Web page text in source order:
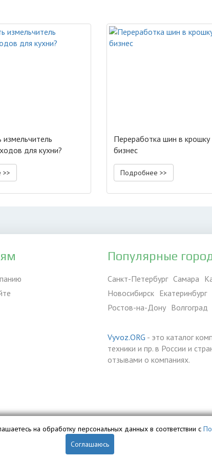
для кухни?
Переработка шин в крошку
бизнес
Подробнее >>
Популярные
Санкт-Петербург Самара
Новосибирск Екатеринбург
Ростов-на-Дону Волгоград
Vyvoz.ORG - это каталог
техники и пр. в России и
отзывами о компаниях.
ООО «Профит» и охраняется законом.
на обработку персональных данных в соответствии с
Соглашаюсь